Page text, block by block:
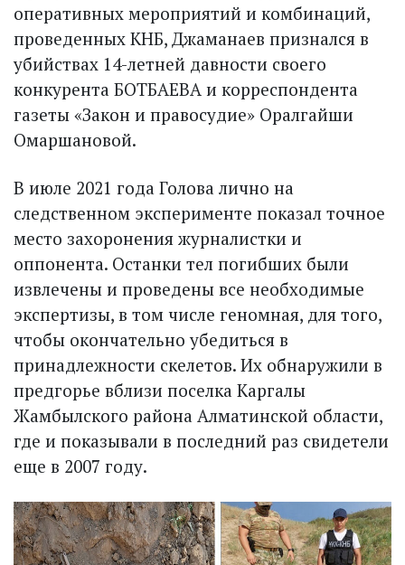
оперативных мероприятий и комбинаций,
проведенных КНБ, Джаманаев признался в
убийствах 14-летней давности своего
конкурента БОТБАЕВА и корреспондента
газеты «Закон и правосудие» Оралгайши
Омаршановой.
В июле 2021 года Голова лично на
следственном эксперименте показал точное
место захоронения журналистки и
оппонента. Останки тел погибших были
извлечены и проведены все необходимые
экспертизы, в том числе геномная, для того,
чтобы окончательно убедиться в
принадлежности скелетов. Их обнаружили в
предгорье вблизи поселка Каргалы
Жамбылского района Алматинской области,
где и показывали в последний раз свидетели
еще в 2007 году.